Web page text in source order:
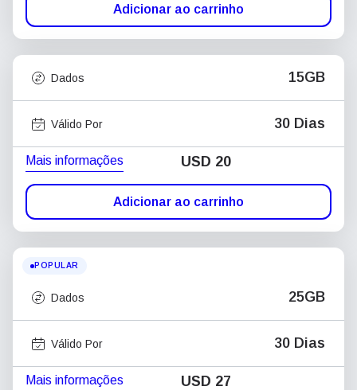
Adicionar ao carrinho
Dados 15GB
Válido Por 30 Dias
Mais informações USD 20
Adicionar ao carrinho
POPULAR
Dados 25GB
Válido Por 30 Dias
Mais informações USD 27